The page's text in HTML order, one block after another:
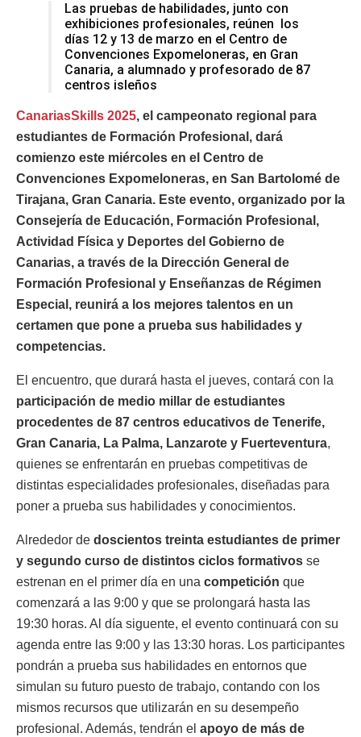
Las pruebas de habilidades, junto con
exhibiciones profesionales, reúnen los
días 12 y 13 de marzo en el Centro de
Convenciones Expomeloneras, en Gran
Canaria, a alumnado y profesorado de 87
centros isleños
CanariasSkills 2025, el campeonato regional para
estudiantes de Formación Profesional, dará
comienzo este miércoles en el Centro de
Convenciones Expomeloneras, en San Bartolomé de
Tirajana, Gran Canaria. Este evento, organizado por la
Consejería de Educación, Formación Profesional,
Actividad Física y Deportes del Gobierno de
Canarias, a través de la Dirección General de
Formación Profesional y Enseñanzas de Régimen
Especial, reunirá a los mejores talentos en un
certamen que pone a prueba sus habilidades y
competencias.
El encuentro, que durará hasta el jueves, contará con la
participación de medio millar de estudiantes
procedentes de 87 centros educativos de Tenerife,
Gran Canaria, La Palma, Lanzarote y Fuerteventura,
quienes se enfrentarán en pruebas competitivas de
distintas especialidades profesionales, diseñadas para
poner a prueba sus habilidades y conocimientos.
Alrededor de doscientos treinta estudiantes de primer
y segundo curso de distintos ciclos formativos se
estrenan en el primer día en una competición que
comenzará a las 9:00 y que se prolongará hasta las
19:30 horas. Al día siguente, el evento continuará con su
agenda entre las 9:00 y las 13:30 horas. Los participantes
pondrán a prueba sus habilidades en entornos que
simulan su futuro puesto de trabajo, contando con los
mismos recursos que utilizarán en su desempeño
profesional. Además, tendrán el apoyo de más de